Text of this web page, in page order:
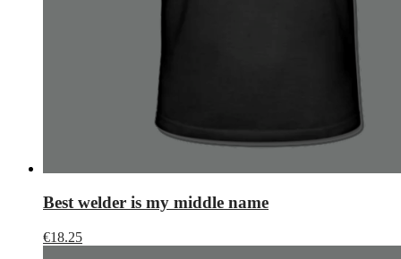
Best welder is my middle name
€18.25